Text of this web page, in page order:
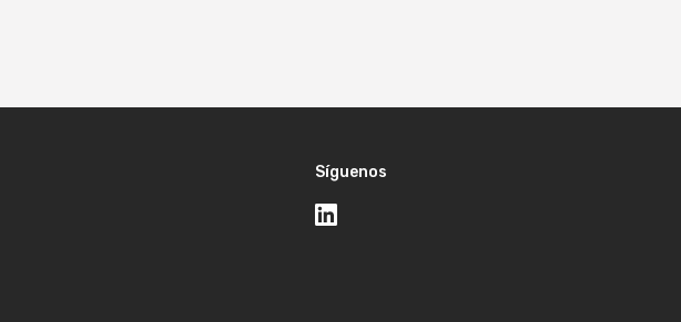
Síguenos